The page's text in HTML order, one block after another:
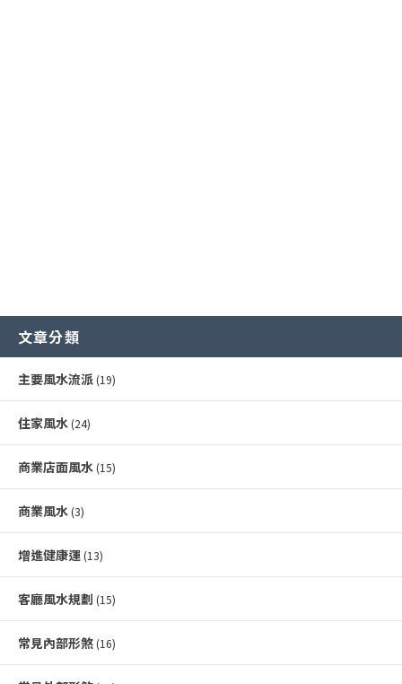
文章分類
主要風水流派 (19)
住家風水 (24)
商業店面風水 (15)
商業風水 (3)
增進健康運 (13)
客廳風水規劃 (15)
常見內部形煞 (16)